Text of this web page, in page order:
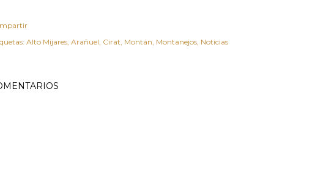
Alto Mijares Arañuel Cirat Montán Montanejos Noticias